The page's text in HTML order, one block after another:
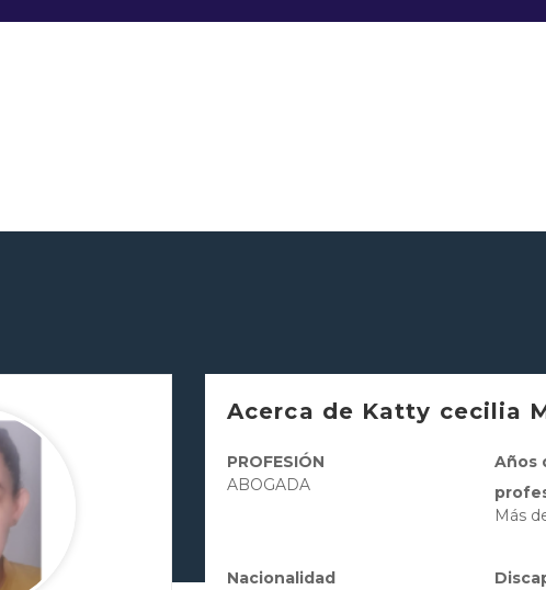
Acerca de Katty cecilia
PROFESIÓN
ABOGADA
Años
Más
Nacionalidad